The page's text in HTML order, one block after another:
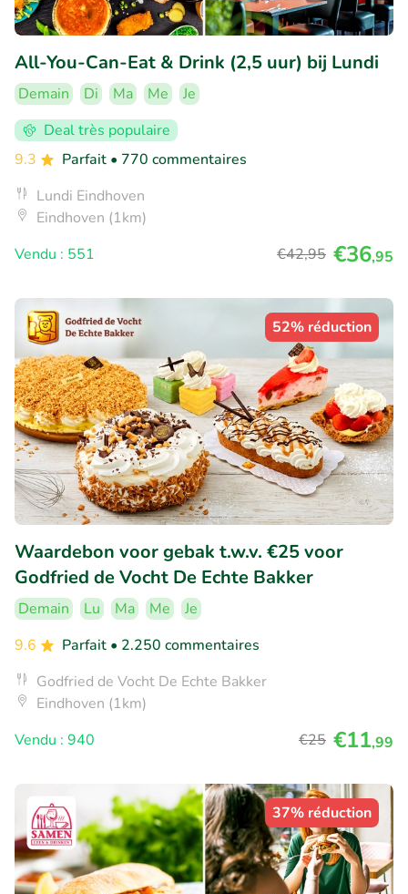
All-You-Can-Eat & Drink (2,5 uur) bij Lundi
Demain Di Ma Me
Je
Deal très populaire
9.3
Parfait • 770 commentaires
Lundi Eindhoven
Eindhoven (1km)
Vendu : 551
€42,95 €36,95
52% réduction
Waardebon voor gebak t.w.v. €25 voor
Godfried de Vocht De Echte Bakker
Demain Lu Ma Me
Je
9.6
Parfait • 2.250 commentaires
Godfried de Vocht De Echte Bakker
Eindhoven (1km)
Vendu : 940
€25 €11,99
37% réduction